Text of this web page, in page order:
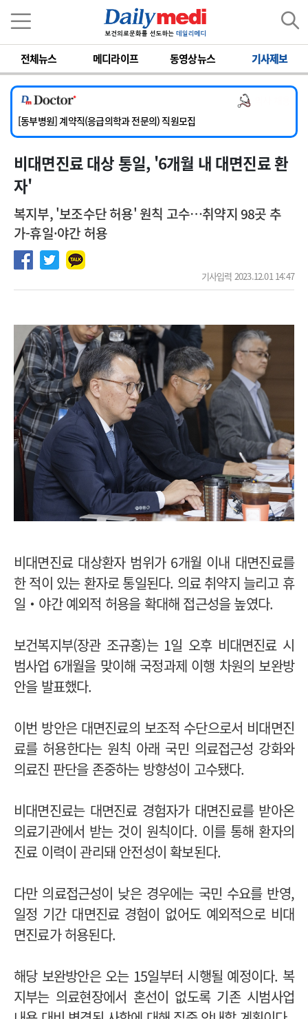
전체뉴스 메디라이프 동영상뉴스 기사제보
[서울아산병원] 2026년 하반기 인턴 모집
[영남대학교의료원] 마취통증의학과 임기제 임상의사 채용
[충남대학교병원] 소아청소년과(소아응급전담) 계약직 의사 공개채용
[동부병원] 계약직(응급의학과 전문의) 직원모집
[이대목동병원] 하반기 전공의(레지던트1년차) 모집
[서울아산병원] 2026년 하반기 인턴 모집
[영남대학교의료원] 마취통증의학과 임기제 임상의사 채용
비대면진료 대상 통일, '6개월 내 대면진료 환
자'
복지부, '보조수단 허용' 원칙 고수…취약지 98곳 추
가-휴일·야간 허용
기사입력 2023.12.01 14:47
비대면진료 대상환자 범위가 6개월 이내 대면진료를
한 적이 있는 환자로 통일된다. 의료 취약지 늘리고 휴
일‧야간 예외적 허용을 확대해 접근성을 높였다.
보건복지부(장관 조규홍)는 1일 오후 비대면진료 시
범사업 6개월을 맞이해 국정과제 이행 차원의 보완방
안을 발표했다.
이번 방안은 대면진료의 보조적 수단으로서 비대면진
료를 허용한다는 원칙 아래 국민 의료접근성 강화와
의료진 판단을 존중하는 방향성이 고수됐다.
비대면진료는 대면진료 경험자가 대면진료를 받아온
의료기관에서 받는 것이 원칙이다. 이를 통해 환자의
진료 이력이 관리돼 안전성이 확보된다.
다만 의료접근성이 낮은 경우에는 국민 수요를 반영,
일정 기간 대면진료 경험이 없어도 예외적으로 비대
면진료가 허용된다.
해당 보완방안은 오는 15일부터 시행될 예정이다. 복
지부는 의료현장에서 혼선이 없도록 기존 시범사업